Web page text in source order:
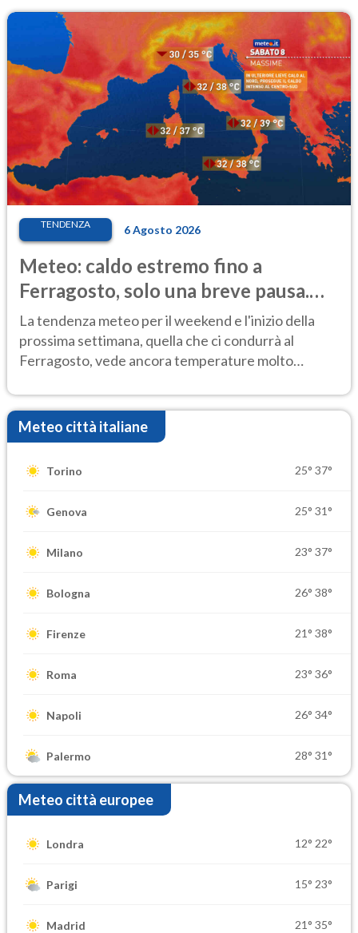
TENDENZA 6 Agosto 2026
Meteo: caldo estremo fino a
Ferragosto, solo una breve pausa.
Ecco dove
La tendenza meteo per il weekend e l'inizio della
prossima settimana, quella che ci condurrà al
Ferragosto, vede ancora temperature molto
Meteo città italiane
Torino 25° 37°
Genova 25° 31°
Milano 23° 37°
Bologna 26° 38°
Firenze 21° 38°
Roma 23° 36°
Napoli 26° 34°
Palermo 28° 31°
Meteo città europee
Londra 12° 22°
Parigi 15° 23°
Madrid 21° 35°